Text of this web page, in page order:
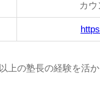
カ
上の塾長の経験を活